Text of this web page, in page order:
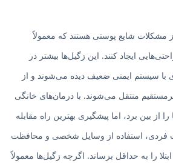
مشکلات شایع پوستی هستند که معمولاً
ایجاد کنند. این زگیل‌ها بیشتر در
با سیستم ایمنی ضعیف دیده می‌شوند و از
منتقل می‌شوند. با درمان‌های خانگی
از بین برد، اما پیشگیری بهترین راه مقابله
فردی، استفاده از وسایل شخصی و محافظت
را به حداقل برساند. اگرچه زگیل‌ها معمولاً